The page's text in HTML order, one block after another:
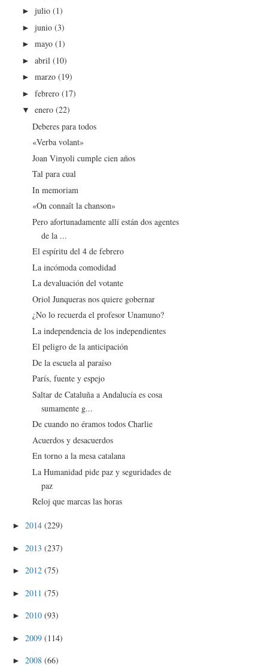
►julio(1)
►junio(3)
►mayo(1)
►abril(10)
►marzo(19)
►febrero(17)
▼enero(22)
Deberes para todos
«Verba volant»
Joan Vinyoli cumple cien años
Tal para cual
In memoriam
«On connaît la chanson»
Pero afortunadamente allí están dos agentes
de la ...
El espíritu del 4 de febrero
La incómoda comodidad
La devaluación del votante
Oriol Junqueras nos quiere gobernar
¿No lo recuerda el profesor Unamuno?
La independencia de los independientes
El peligro de la anticipación
De la escuela al paraíso
París, fuente y espejo
Saltar de Cataluña a Andalucía es cosa
sumamente g...
De cuando no éramos todos Charlie
Acuerdos y desacuerdos
En torno a la mesa catalana
La Humanidad pide paz y seguridades de
paz
Reloj que marcas las horas
► 2014 (229)
► 2013 (237)
► 2012 (75)
► 2011 (75)
► 2010 (93)
► 2009 (114)
► 2008 (66)